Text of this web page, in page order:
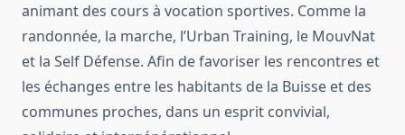
animant des cours à vocation sportives. Comme la
randonnée, la marche, l’Urban Training, le MouvNat
et la Self Défense. Afin de favoriser les rencontres et
les échanges entre les habitants de la Buisse et des
communes proches, dans un esprit convivial,